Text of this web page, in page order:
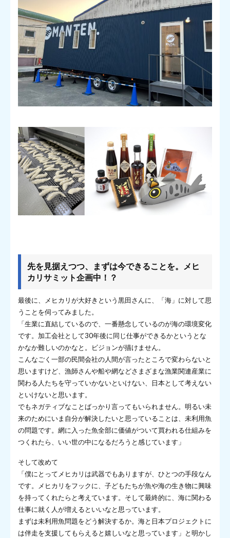
先を見据えつつ、まずは今できることを。メヒ
カリサミット企画中！？
最後に、メヒカリが大好きという黒田さんに、「海」に対して思
うことを伺ってみました。
「生業に直結しているので、一番懸念しているのが海の環境変化
です。加工会社として30年後に同じ仕事ができるかというとな
かなか難しいのかなと。ビジョンが描けません。
こんなごく一部の民間会社の人間が言ったところで変わらないと
思いますけど、漁師さんや船や網などさまざまな漁業関連産業に
関わる人たちを守っていかないといけない、日本として考えない
といけないと思います。
でもネガティブなことばっかり言ってもいられません。明るい未
来のためにいま自分が解決したいと思っていることは、未利用魚
の問題です。網に入った魚全部に価値がついて買われる仕組みを
つくれたら、いい世の中になるだろうと感じています」
そして改めて
「僕にとってメヒカリは武器でもありますが、ひとつの手段なん
です。メヒカリをフックに、子どもたちが魚や海の生き物に興味
を持ってくれたらと考えています。そして最終的に、海に関わる
仕事に就く人が増えるといいなと思っています。
まずは未利用魚問題をどう解決するか。海と日本プロジェクトに
は伴走を支援してもらえると嬉しいなと思っています」と明かし